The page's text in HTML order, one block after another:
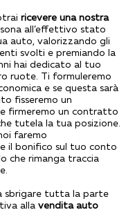
ricevere una nostra
all’effettivo stato
auto, valorizzando gli
svolti e premiando la
hai dedicato al tuo
ruote. Ti formuleremo
e se questa sarà
fisseremo un
firmeremo un contratto
tutela la tua posizione.
faremo
il bonifico sul tuo conto
che rimanga traccia
sbrigare tutta la parte
alla vendita auto